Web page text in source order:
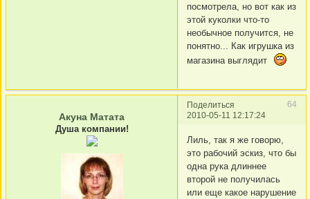
посмотрела, но вот как из
этой куколки что-то
необычное получится, не
понятно... Как игрушка из
магазина выглядит
Поделиться
64
2010-05-11 12:17:24
Акуна Матата
Душа компании!
Лиль, так я же говорю,
это рабочий эскиз, что бы
одна рука длиннее
второй не получилась
или еще какое нарушение